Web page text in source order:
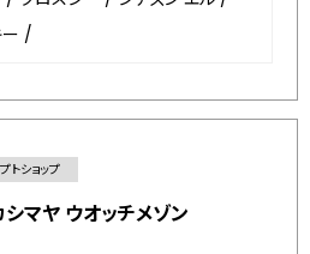
/
トショップ
マヤ ウオッチメゾン